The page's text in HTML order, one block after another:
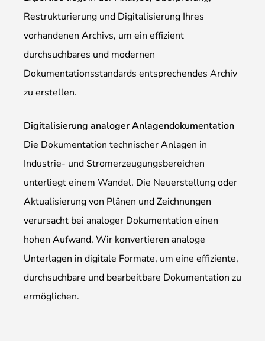
Restrukturierung und Digitalisierung Ihres
vorhandenen Archivs, um ein effizient
durchsuchbares und modernen
Dokumentationsstandards entsprechendes Archiv
zu erstellen.
Digitalisierung analoger Anlagendokumentation
Die Dokumentation technischer Anlagen in
Industrie- und Stromerzeugungsbereichen
unterliegt einem Wandel. Die Neuerstellung oder
Aktualisierung von Plänen und Zeichnungen
verursacht bei analoger Dokumentation einen
hohen Aufwand. Wir konvertieren analoge
Unterlagen in digitale Formate, um eine effiziente,
durchsuchbare und bearbeitbare Dokumentation zu
ermöglichen.